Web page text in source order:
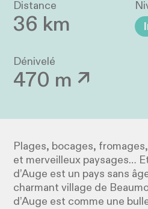
Distance
36 km
Dénivelé
470 m ↗
Plages, bocages,
et merveilleux paysages…
d’Auge est un pays sans
charmant village de
d’Auge est comme une